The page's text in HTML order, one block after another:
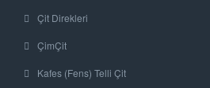
Çit Direkleri
ÇimÇit
Kafes (Fens) Telli Çit